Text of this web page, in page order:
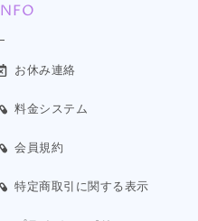
お休み連絡
料金システム
会員規約
特定商取引に関する表示